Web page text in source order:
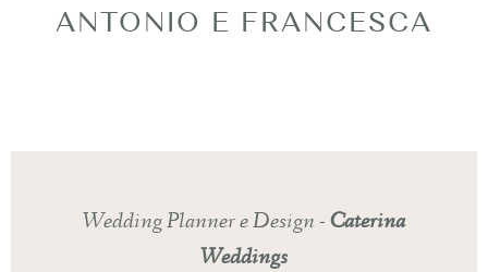
ANTONIO E FRANCESCA
Wedding Planner e Design - Caterina
Weddings